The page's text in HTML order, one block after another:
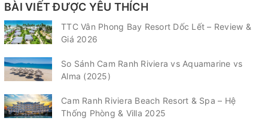
BÀI VIẾT ĐƯỢC YÊU THÍCH
TTC Vân Phong Bay Resort Dốc Lết – Review &
Giá 2026
So Sánh Cam Ranh Riviera vs Aquamarine vs
Alma (2025)
Cam Ranh Riviera Beach Resort & Spa – Hệ
Thống Phòng & Villa 2025